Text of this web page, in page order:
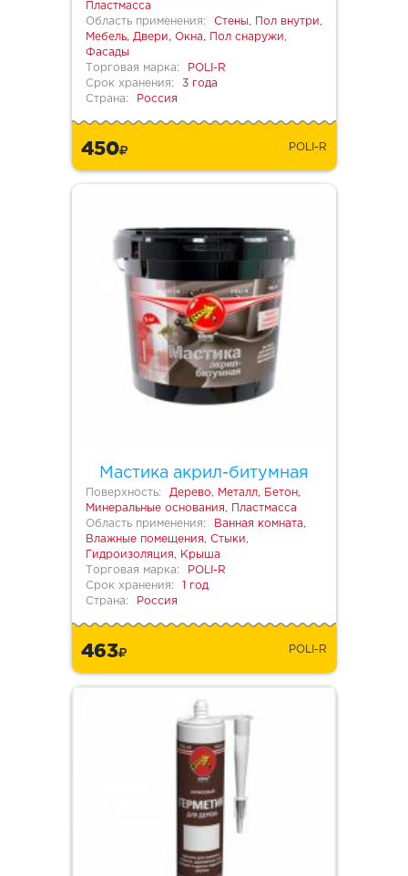
Пластмасса
Область применения:
Стены, Пол внутри,
Мебель, Двери, Окна, Пол снаружи,
Фасады
Торговая марка:
POLI-R
Срок хранения:
3 года
Страна:
Россия
450 POLI-R
Мастика акрил-битумная
Поверхность:
Дерево, Металл, Бетон,
Минеральные основания, Пластмасса
Область применения:
Ванная комната,
Влажные помещения, Стыки,
Гидроизоляция, Крыша
Торговая марка:
POLI-R
Срок хранения:
1 год
Страна:
Россия
463 POLI-R